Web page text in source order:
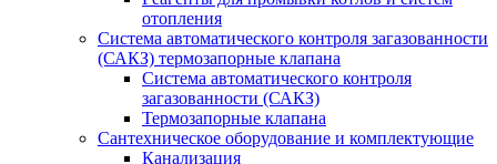
отопления
Система автоматического контроля загазованности
(САКЗ) термозапорные клапана
Система автоматического контроля
загазованности (САКЗ)
Термозапорные клапана
Сантехническое оборудование и комплектующие
Канализация